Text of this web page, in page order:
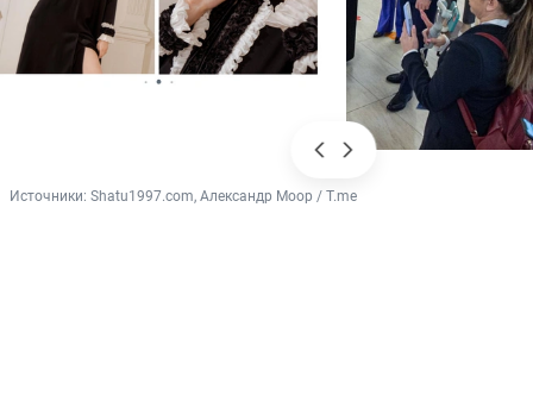
Источники: Shatu1997.com, Александр Моор / T.me